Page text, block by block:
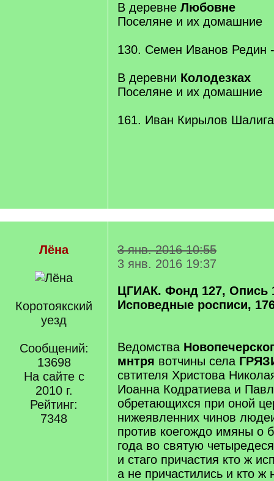
В деревне Любовне
Поселяне и их домашние
130. Семен Иванов Редин
В деревни Колодезках
Поселяне и их домашние
161. Иван Кирылов
Лёна
Коротоякский
уезд
Сообщений:
13698
На сайте с
2010 г.
Рейтинг:
7348
3 янв. 2016 10:55
3 янв. 2016 19:37
ЦГИАК. Фонд 127, Опись
Исповедные росписи,
Ведомства
мнтря вотчины села
свтителя Христова
Иоанна Кодратиева и
обретающихся при оной
нижеявленних чинов
против коегождо имяны о
года во святую
и стаго причастия кто ж
а не причастились и кто ж